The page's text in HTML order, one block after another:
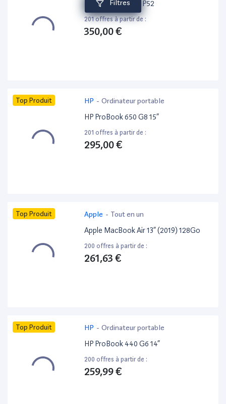
Filtres
Lenovo ThinkPad P52
201 offres à partir de :
350,00 €
Top Produit HP - Ordinateur portable
HP ProBook 650 G8 15”
201 offres à partir de :
295,00 €
Top Produit Apple - Tout en un
Apple MacBook Air 13” (2019) 128Go
200 offres à partir de :
261,63 €
Top Produit HP - Ordinateur portable
HP ProBook 440 G6 14”
200 offres à partir de :
259,99 €